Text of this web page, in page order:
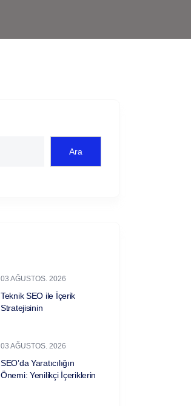
Ara
03 AĞUSTOS. 2026
Teknik SEO ile İçerik
Stratejisinin
03 AĞUSTOS. 2026
SEO’da Yaratıcılığın
Önemi: Yenilikçi İçeriklerin